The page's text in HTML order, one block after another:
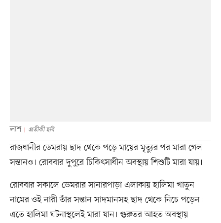
লাশ প্রতীকী ছবি
রাজধানীর ডেমরায় ছাদ থেকে পড়ে মায়ের মৃত্যুর পর মারা গেল
সন্তানও। রোববার দুপুরে চিকিৎসাধীন অবস্থায় শিশুটি মারা যায়।
রোববার সকালে ডেমরার সানারপাড়া এলাকায় হালিমা খাতুন
নামের ওই নারী তাঁর সন্তান সাদমানসহ ছাদ থেকে নিচে পড়েন।
এতে হালিমা ঘটনাস্থলেই মারা যান। গুরুতর আহত অবস্থায়